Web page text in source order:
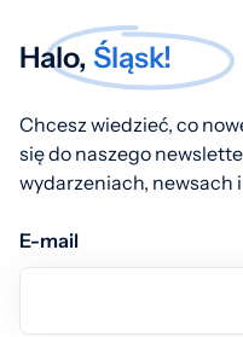
Halo, Śląsk!
Chcesz wiedzieć, co
się do naszego
wydarzeniach, newsach
E-mail